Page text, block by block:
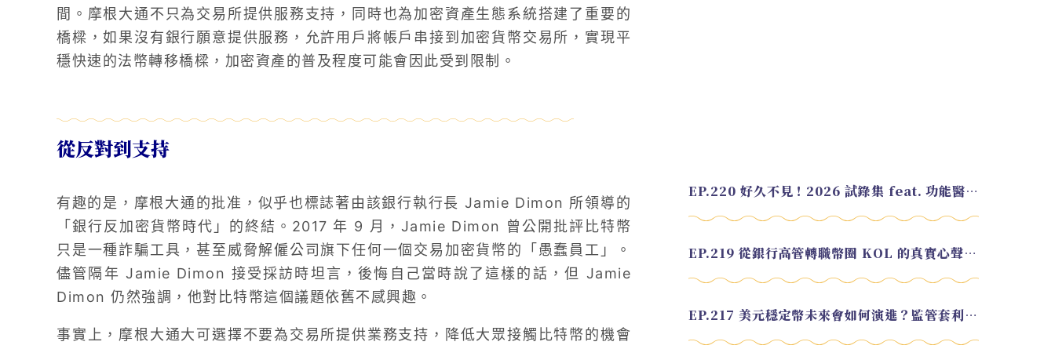
間。摩根大通不只為交易所提供服務支持，同時也為加密資產生態系統搭建了重要的
橋樑，如果沒有銀行願意提供服務，允許用戶將帳戶串接到加密貨幣交易所，實現平
穩快速的法幣轉移橋樑，加密資產的普及程度可能會因此受到限制。
從反對到支持
有趣的是，摩根大通的批准，似乎也標誌著由該銀行執行長 Jamie Dimon 所領導的
「銀行反加密貨幣時代」的終結。2017 年 9 月，Jamie Dimon 曾公開批評比特幣
只是一種詐騙工具，甚至威脅解僱公司旗下任何一個交易加密貨幣的「愚蠢員工」。
儘管隔年 Jamie Dimon 接受採訪時坦言，後悔自己當時說了這樣的話，但 Jamie
Dimon 仍然強調，他對比特幣這個議題依舊不感興趣。
事實上，摩根大通大可選擇不要為交易所提供業務支持，降低大眾接觸比特幣的機會
EP.220 好久不見！2026 試錄集 feat. 功能醫學營養師 美寶
EP.219 從銀行高管轉職幣圈 KOL 的真實心聲 feat.龜大
EP.217 美元穩定幣未來會如何演進？監管套利終將收斂？feat. 研究員 余哲安